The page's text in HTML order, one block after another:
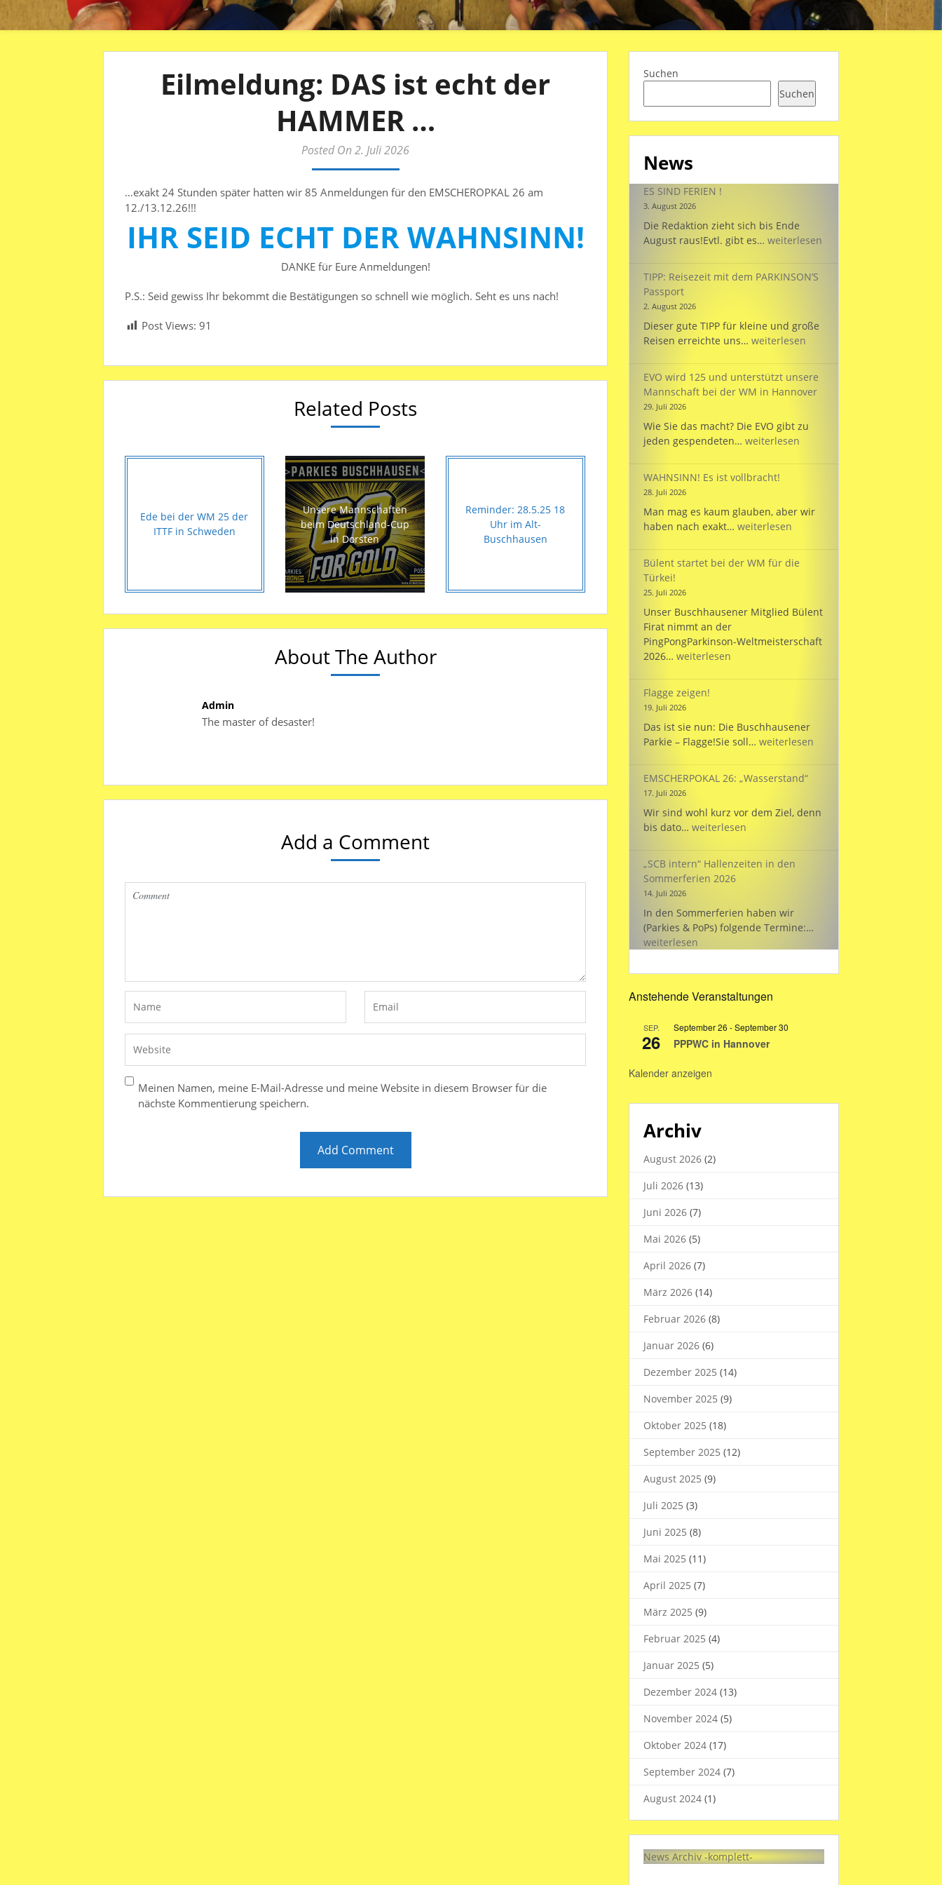
Eilmeldung: DAS ist echt der
HAMMER …
Posted On 2. Juli 2026
…exakt 24 Stunden später hatten wir 85 Anmeldungen für den EMSCHEROPKAL 26 am
12./13.12.26!!!
IHR SEID ECHT DER WAHNSINN!
DANKE für Eure Anmeldungen!
P.S.: Seid gewiss Ihr bekommt die Bestätigungen so schnell wie möglich. Seht es uns nach!
Post Views: 91
Related Posts
Ede bei der WM 25 der
ITTF in Schweden
Unsere Mannschaften
beim Deutschland-Cup
in Dorsten
Reminder: 28.5.25 18
Uhr im Alt-
Buschhausen
About The Author
Admin
The master of desaster!
Add a Comment
Meinen Namen, meine E-Mail-Adresse und meine Website in diesem Browser für die
nächste Kommentierung speichern.
Suchen
Suchen
News
ES SIND FERIEN !
3. August 2026
Die Redaktion zieht sich bis Ende
August raus!Evtl. gibt es… ES
!
weiterlesen
TIPP: Reisezeit mit dem PARKINSON’S
Passport
2. August 2026
Dieser gute TIPP für kleine und große
Reisen erreichte uns… TIPP:
dem
PARKINSON’S
weiterlesen
EVO wird 125 und unterstützt unsere
Mannschaft bei der WM in Hannover
29. Juli 2026
Wie Sie das macht? Die EVO gibt zu
jeden gespendeten… EVO
und
unsere
Mannschaft
der
weiterlesen
WAHNSINN! Es ist vollbracht!
28. Juli 2026
Man mag es kaum glauben, aber wir
haben nach exakt… WAHNSINN!
vollbracht!
weiterlesen
Bülent startet bei der WM für die
Türkei!
25. Juli 2026
Unser Buschhausener Mitglied Bülent
Firat nimmt an der
PingPongParkinson-Weltmeisterschaft
2026… Bülent
der
WM
für
die
weiterlesen
Flagge zeigen!
19. Juli 2026
Das ist sie nun: Die Buschhausener
Parkie – Flagge!Sie soll… Flagge
weiterlesen
EMSCHERPOKAL 26: „Wasserstand“
17. Juli 2026
Wir sind wohl kurz vor dem Ziel, denn
bis dato… EMSCHERPOKAL
weiterlesen
„SCB intern“ Hallenzeiten in den
Sommerferien 2026
14. Juli 2026
In den Sommerferien haben wir
(Parkies & PoPs) folgende Termine:…
in
weiterlesen
Anstehende Veranstaltungen
SEP.
26
September 26 -September 30
PPPWC in Hannover
Kalender anzeigen
Archiv
August 2026 (2)
Juli 2026 (13)
Juni 2026 (7)
Mai 2026 (5)
April 2026 (7)
März 2026 (14)
Februar 2026 (8)
Januar 2026 (6)
Dezember 2025 (14)
November 2025 (9)
Oktober 2025 (18)
September 2025 (12)
August 2025 (9)
Juli 2025 (3)
Juni 2025 (8)
Mai 2025 (11)
April 2025 (7)
März 2025 (9)
Februar 2025 (4)
Januar 2025 (5)
Dezember 2024 (13)
November 2024 (5)
Oktober 2024 (17)
September 2024 (7)
August 2024 (1)
News Archiv -komplett-